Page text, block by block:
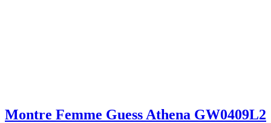
Montre Femme Guess Athena GW0409L2